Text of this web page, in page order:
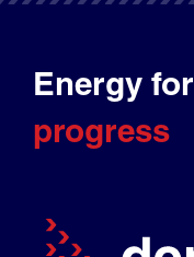
Energy for
progress